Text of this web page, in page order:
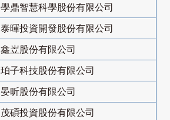
學鼎智慧科學股份有限公司
泰暉投資開發股份有限公司
鑫岦股份有限公司
珀子科技股份有限公司
晏昕股份有限公司
茂碩投資股份有限公司